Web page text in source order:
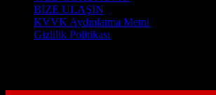
BİZE ULAŞIN
KVVK Aydınlatma Metni
Gizlilik Politikası